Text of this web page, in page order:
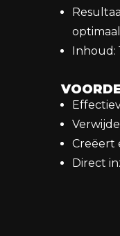
Inhoud:
Creëert
Direct